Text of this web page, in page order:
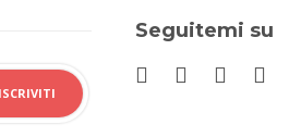
Seguitemi su